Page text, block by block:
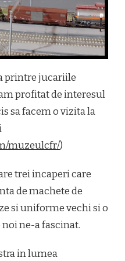
printre jucariile
profitat de interesul
sa facem o vizita la
muzeulcfr/)
trei incaperi care
de machete de
si uniforme vechi si o
ne-a fascinat.
in lumea